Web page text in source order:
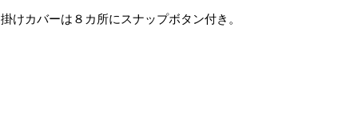
掛けカバーは８カ所にスナップボタン付き。